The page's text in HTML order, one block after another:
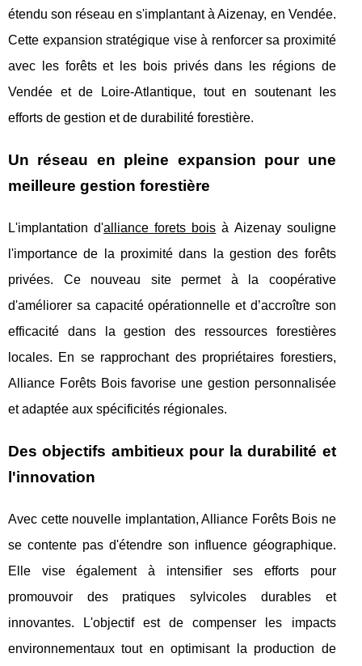
étendu son réseau en s'implantant à Aizenay, en Vendée.
Cette expansion stratégique vise à renforcer sa proximité
avec les forêts et les bois privés dans les régions de
Vendée et de Loire-Atlantique, tout en soutenant les
efforts de gestion et de durabilité forestière.
Un réseau en pleine expansion pour une
meilleure gestion forestière
L'implantation d'alliance forets bois à Aizenay souligne
l'importance de la proximité dans la gestion des forêts
privées. Ce nouveau site permet à la coopérative
d'améliorer sa capacité opérationnelle et d’accroître son
efficacité dans la gestion des ressources forestières
locales. En se rapprochant des propriétaires forestiers,
Alliance Forêts Bois favorise une gestion personnalisée
et adaptée aux spécificités régionales.
Des objectifs ambitieux pour la durabilité et
l'innovation
Avec cette nouvelle implantation, Alliance Forêts Bois ne
se contente pas d'étendre son influence géographique.
Elle vise également à intensifier ses efforts pour
promouvoir des pratiques sylvicoles durables et
innovantes. L'objectif est de compenser les impacts
environnementaux tout en optimisant la production de